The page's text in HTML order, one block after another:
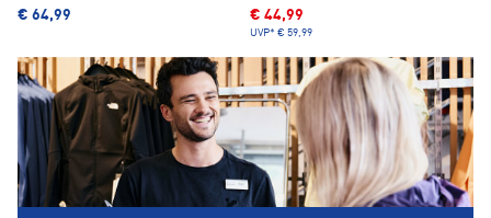
€ 64,99 € 44,99
UVP* € 59,99